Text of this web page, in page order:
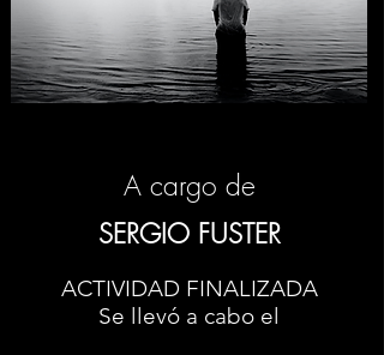
A cargo de
SERGIO FUSTER
ACTIVIDAD FINALIZADA
Se llevó a cabo el